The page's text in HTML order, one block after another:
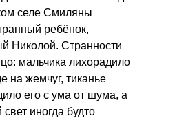
селе Смиляны
ребёнок,
Николой. Странности
мальчика лихорадило
на жемчуг, тиканье
его с ума от шума, а
иногда будто